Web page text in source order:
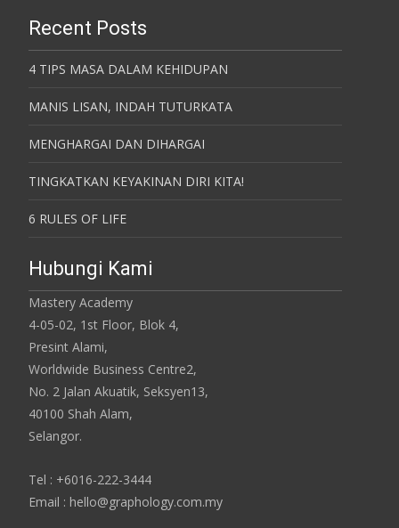
Recent Posts
4 TIPS MASA DALAM KEHIDUPAN
MANIS LISAN, INDAH TUTURKATA
MENGHARGAI DAN DIHARGAI
TINGKATKAN KEYAKINAN DIRI KITA!
6 RULES OF LIFE
Hubungi Kami
Mastery Academy
4-05-02, 1st Floor, Blok 4,
Presint Alami,
Worldwide Business Centre2,
No. 2 Jalan Akuatik, Seksyen13,
40100 Shah Alam,
Selangor.
Tel : +6016-222-3444
Email : hello@graphology.com.my